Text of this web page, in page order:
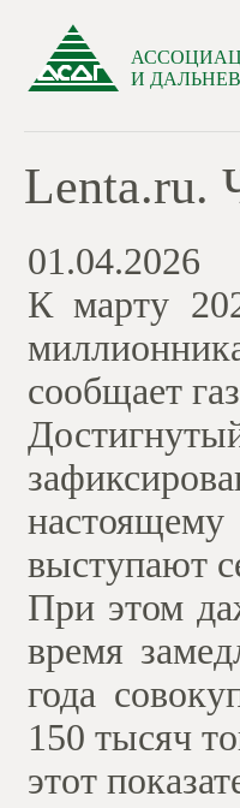
И
Lenta.ru.
01.04.2026
К марту
сообщает
выступают
При этом
время
года
150 тысяч
этот